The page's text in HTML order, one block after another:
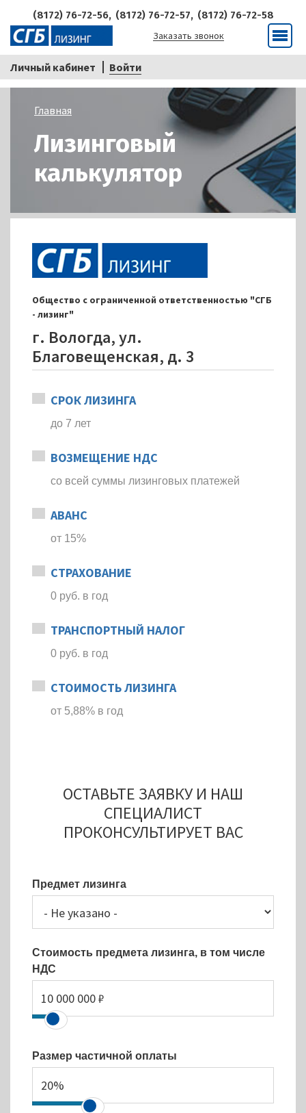
(8172) 76-72-56, (8172) 76-72-57, (8172) 76-72-58
Заказать звонок
Личный кабинет Войти
Меню
Строка
Главная
Лизинговый
калькулятор
ОСТАВЬТЕ ЗАЯВКУ И НАШ
СПЕЦИАЛИСТ
ПРОКОНСУЛЬТИРУЕТ ВАС
Предмет лизинга
Стоимость предмета лизинга, в том числе
НДС
Размер частичной оплаты
Общество с ограниченной ответственностью "СГБ
- лизинг"
г. Вологда, ул.
Благовещенская, д. 3
СРОК ЛИЗИНГА
до 7 лет
ВОЗМЕЩЕНИЕ НДС
со всей суммы лизинговых платежей
АВАНС
от 15%
СТРАХОВАНИЕ
0 руб. в год
ТРАНСПОРТНЫЙ НАЛОГ
0 руб. в год
СТОИМОСТЬ ЛИЗИНГА
от 5,88% в год